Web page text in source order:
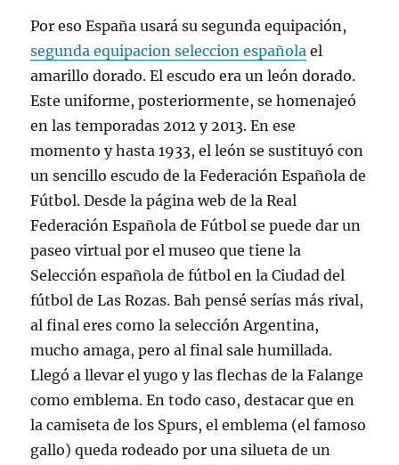
Por eso España usará su segunda equipación,
segunda equipacion seleccion española el
amarillo dorado. El escudo era un león dorado.
Este uniforme, posteriormente, se homenajeó
en las temporadas 2012 y 2013. En ese
momento y hasta 1933, el león se sustituyó con
un sencillo escudo de la Federación Española de
Fútbol. Desde la página web de la Real
Federación Española de Fútbol se puede dar un
paseo virtual por el museo que tiene la
Selección española de fútbol en la Ciudad del
fútbol de Las Rozas. Bah pensé serías más rival,
al final eres como la selección Argentina,
mucho amaga, pero al final sale humillada.
Llegó a llevar el yugo y las flechas de la Falange
como emblema. En todo caso, destacar que en
la camiseta de los Spurs, el emblema (el famoso
gallo) queda rodeado por una silueta de un